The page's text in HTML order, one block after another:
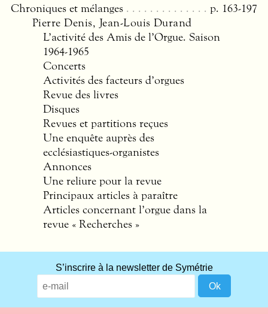
Chroniques et mélanges
p. 163-197
Pierre Denis, Jean-Louis Durand
L’activité des Amis de l’Orgue. Saison
1964-1965
Concerts
Activités des facteurs d’orgues
Revue des livres
Disques
Revues et partitions reçues
Une enquête auprès des
ecclésiastiques-organistes
Annonces
Une reliure pour la revue
Principaux articles à paraître
Articles concernant l’orgue dans la
revue « Recherches »
S’inscrire à la newsletter de Symétrie